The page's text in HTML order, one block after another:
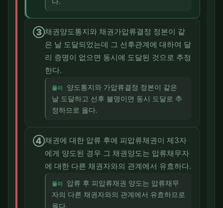
③채권양도통지와 채권가압류결정 정본이 같
은 날 도달되었는데 그 선후관계에 대하여 달
리 증명이 없으면 동시에 도달된 것으로 추정
한다.
풀이
양도통지와 가압류결정 정본이 같은
날 도달하고 선후 불명이면 동시 도달로 추
정하므로 옳다.
④채권에 대한 압류 후에 피압류채권이 제3자
에게 양도된 경우 그 채권양도는 압류채무자
에 대한 다른 채권자와의 관계에서 유효하다.
풀이
압류 후 피압류채권 양도는 압류채무
자의 다른 채권자와의 관계에서 유효하므로
옳다.